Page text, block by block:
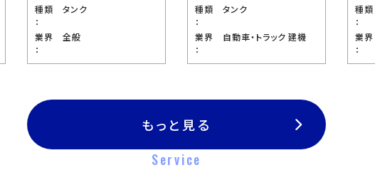
種類
：
タンク
業界
：
全般
種類
：
タンク
業界
：
自動車・トラック 建機
種類
：
業界
：
もっと見る
Service